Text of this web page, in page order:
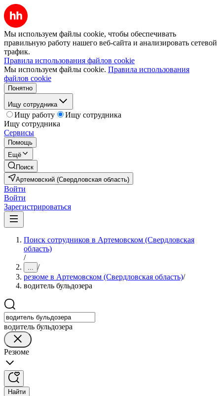
Мы используем файлы cookie, чтобы обеспечивать
правильную работу нашего веб-сайта и анализировать сетевой
трафик.
Правила использования файлов cookie
Мы используем файлы cookie. Правила использования
файлов cookie
Понятно
Ищу сотрудника
Ищу работу
Ищу сотрудника
Ищу сотрудника
Сервисы
Помощь
Ещё
Поиск
Артемовский (Свердловская область)
Войти
Войти
Зарегистрироваться
Поиск сотрудников в Артемовском (Свердловская
область)
/
... /
резюме в Артемовском (Свердловская область)/
водитель бульдозера
водитель бульдозера
Резюме
Найти